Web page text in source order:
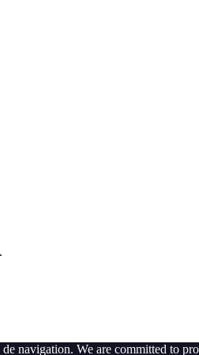
navigation. We are committed to